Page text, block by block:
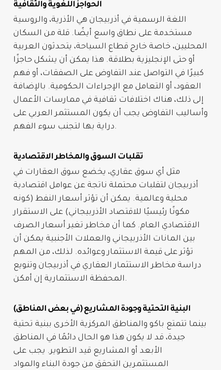
الحواجز اللغوية والثقافية
اللغة الرسمية في أذربيجان هي الأذرية، والروسية
مستخدمة على نطاق واسع أيضًا. قلة من السكان
المحليين، خاصة خارج قطاع السياحة، يتحدثون العربية
أو حتى الإنجليزية بطلاقة. هذا يمكن أن يشكل حاجزًا
كبيرًا في التواصل عند التفاوض على الصفقات، أو فهم
العقود، أو التعامل مع الإجراءات الحكومية. بالإضافة
إلى ذلك، هناك اختلافات ثقافية في ممارسات الأعمال
وأساليب التفاوض يجب أن يكون المستثمر العربي على
دراية بها لتجنب سوء الفهم.
تقلبات السوق والمخاطر الاقتصادية
مثل أي سوق عقاري، يخضع سوق العقارات في
أذربيجان لتقلبات محتملة ناتجة عن عوامل اقتصادية
محلية وعالمية. يمكن أن تؤثر أسعار النفط (كونه
مكونًا رئيسيًا للاقتصاد الأذربيجاني) على الاستقرار
الاقتصادي العام. كما أن مخاطر تغير أسعار الصرف
بين المانات الأذربيجاني والعملات الأجنبية يمكن أن
تؤثر على قيمة الاستثماروعوائده. لذلك، من المهم
دراسة مخاطر الاستثمار العقاري في أذربيجان وتنويع
المحفظة الاستثمارية إن أمكن.
البنية التحتية وجودة المشاريع (في بعض المناطق)
بينما تتمتع باكو والمناطق المركزية الأخرى ببنية تحتية
جيدة، قد لا يكون هذا هو الحال دائمًا في المناطق
الأبعد أو المشاريع قيد التطوير. يجب على
المستثمرين التحقق من جودة البناء والمواد